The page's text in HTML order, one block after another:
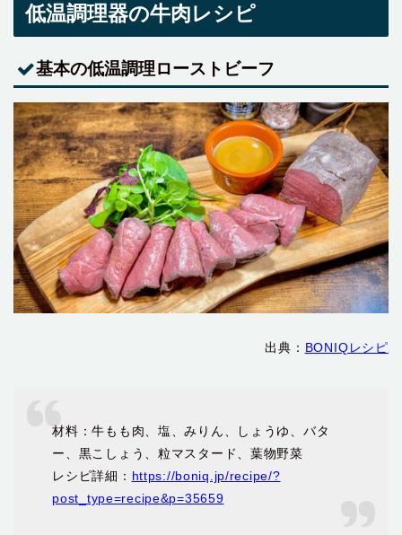
低温調理器の牛肉レシピ
基本の低温調理ローストビーフ
出典： BONIQレシピ
材料：牛もも肉、塩、みりん、しょうゆ、バタ
ー、黒こしょう、粒マスタード、葉物野菜
レシピ詳細： https://boniq.jp/recipe/?
post_type=recipe&p=35659